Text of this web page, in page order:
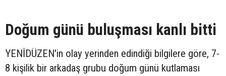
Doğum günü buluşması kanlı bitti
YENİDÜZEN'in olay yerinden edindiği bilgilere göre, 7-
8 kişilik bir arkadaş grubu doğum günü kutlaması